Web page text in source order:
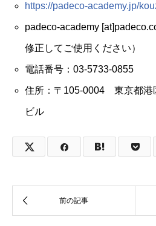
https://padeco-academy.jp/
padeco-academy
修正してご使用ください）
電話番号：03-5733-0855
住所：〒105-0004 東京都港
ビル